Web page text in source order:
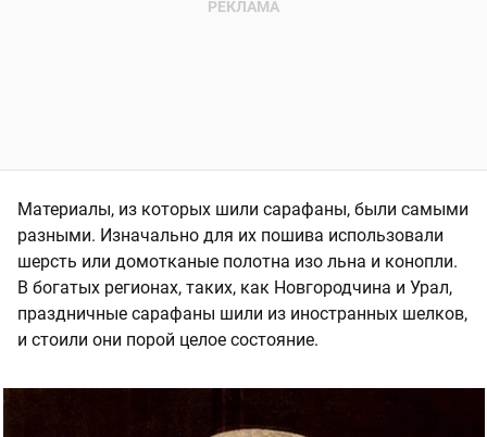
Материалы, из которых шили сарафаны, были самыми
разными. Изначально для их пошива использовали
шерсть или домотканые полотна изо льна и конопли.
В богатых регионах, таких, как Новгородчина и Урал,
праздничные сарафаны шили из иностранных шелков,
и стоили они порой целое состояние.